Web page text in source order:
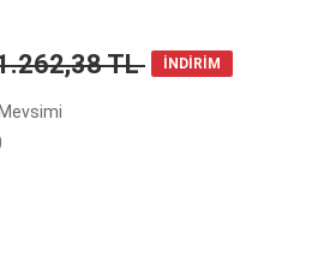
TL İNDİRİM